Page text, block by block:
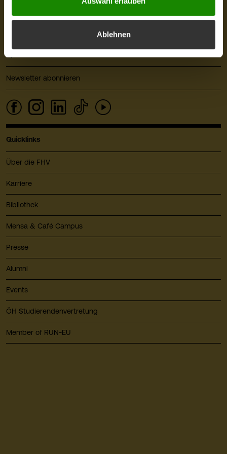
Ablehnen
Newsletter abonnieren
Quicklinks
Über die FHV
Karriere
Bibliothek
Mensa & Café Campus
Presse
Alumni
Events
ÖH Studierendenvertretung
Member of RUN-EU